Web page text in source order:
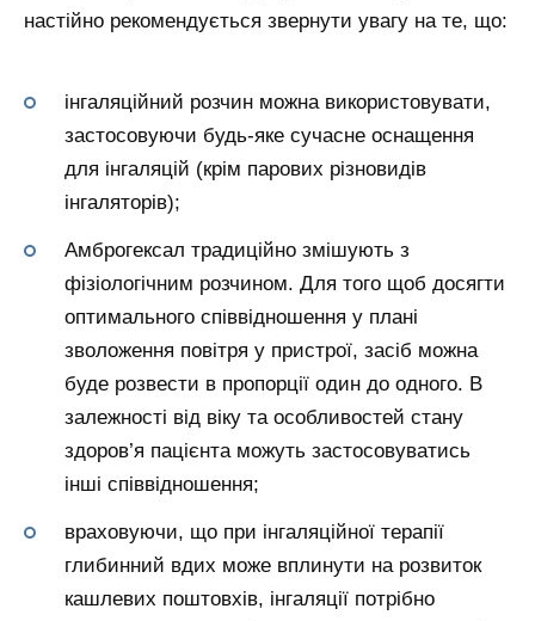
настійно рекомендується звернути увагу на те, що:
інгаляційний розчин можна використовувати,
застосовуючи будь-яке сучасне оснащення
для інгаляцій (крім парових різновидів
інгаляторів);
Амброгексал традиційно змішують з
фізіологічним розчином. Для того щоб досягти
оптимального співвідношення у плані
зволоження повітря у пристрої, засіб можна
буде розвести в пропорції один до одного. В
залежності від віку та особливостей стану
здоров’я пацієнта можуть застосовуватись
інші співвідношення;
враховуючи, що при інгаляційної терапії
глибинний вдих може вплинути на розвиток
кашлевих поштовхів, інгаляції потрібно